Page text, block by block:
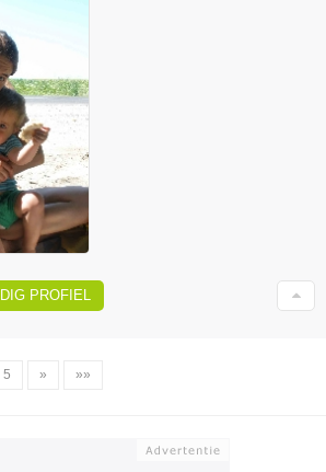
PROFIEL
5 » »»